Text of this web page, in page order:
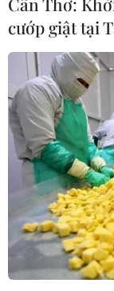
TIN CÙNG
59 năm
phát triển hơn
ASEAN
08/08/2026 04:43
59 năm
nghị ASEAN
cướp giật tại